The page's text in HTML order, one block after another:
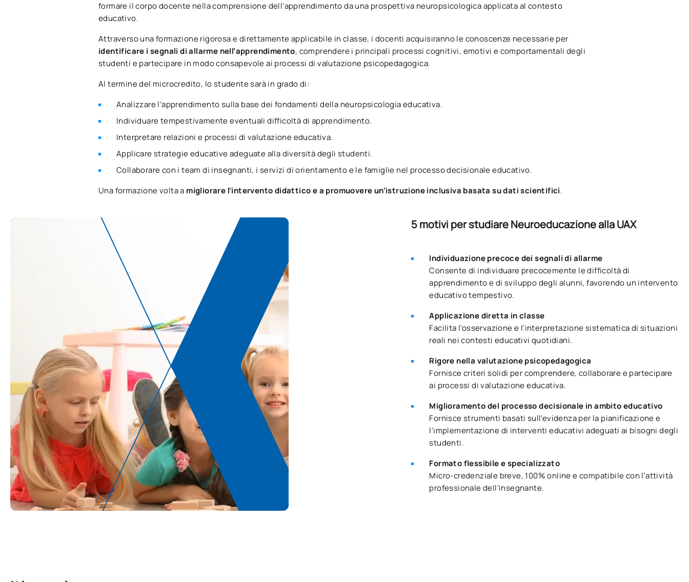
formare il corpo docente nella comprensione dell’apprendimento da una prospettiva neuropsicologica applicata al contesto
educativo.
Attraverso una formazione rigorosa e direttamente applicabile in classe, i docenti acquisiranno le conoscenze necessarie per
identificare i segnali di allarme nell’apprendimento, comprendere i principali processi cognitivi, emotivi e comportamentali degli
studenti e partecipare in modo consapevole ai processi di valutazione psicopedagogica.
Al termine del microcredito, lo studente sarà in grado di:
Analizzare l’apprendimento sulla base dei fondamenti della neuropsicologia educativa.
Individuare tempestivamente eventuali difficoltà di apprendimento.
Interpretare relazioni e processi di valutazione educativa.
Applicare strategie educative adeguate alla diversità degli studenti.
Collaborare con i team di insegnanti, i servizi di orientamento e le famiglie nel processo decisionale educativo.
Una formazione volta a migliorare l’intervento didattico e a promuovere un’istruzione inclusiva basata su dati scientifici.
5 motivi per studiare Neuroeducazione alla UAX
Individuazione precoce dei segnali di allarme
Consente di individuare precocemente le difficoltà di
apprendimento e di sviluppo degli alunni, favorendo un intervento
educativo tempestivo.
Applicazione diretta in classe
Facilita l'osservazione e l'interpretazione sistematica di situazioni
reali nei contesti educativi quotidiani.
Rigore nella valutazione psicopedagogica
Fornisce criteri solidi per comprendere, collaborare e partecipare
ai processi di valutazione educativa.
Miglioramento del processo decisionale in ambito educativo
Fornisce strumenti basati sull'evidenza per la pianificazione e
l'implementazione di interventi educativi adeguati ai bisogni degli
studenti.
Formato flessibile e specializzato
Micro-credenziale breve, 100% online e compatibile con l'attività
professionale dell'insegnante.